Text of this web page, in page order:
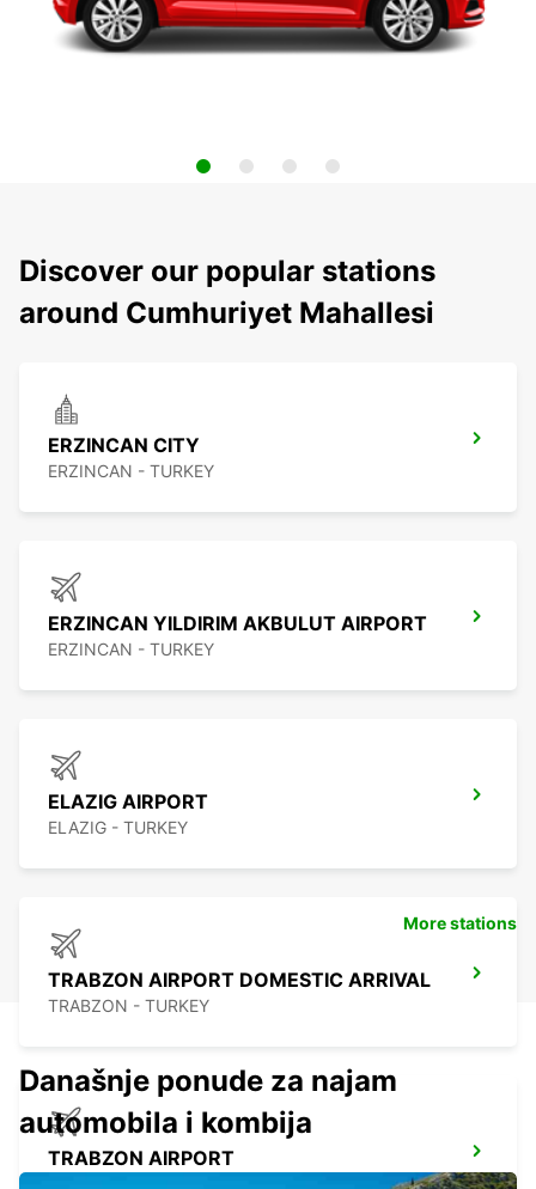
Discover our popular stations
around Cumhuriyet Mahallesi
ERZINCAN CITY
ERZINCAN - TURKEY
ERZINCAN YILDIRIM AKBULUT AIRPORT
ERZINCAN - TURKEY
ELAZIG AIRPORT
ELAZIG - TURKEY
TRABZON AIRPORT DOMESTIC ARRIVAL
TRABZON - TURKEY
TRABZON AIRPORT
More stations
Današnje ponude za najam
automobila i kombija